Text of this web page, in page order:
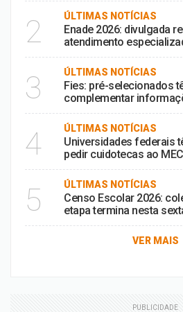
2 ÚLTIMAS NOTÍCIAS
Enade 2026: divulgada
atendimento
3 ÚLTIMAS NOTÍCIAS
Fies: pré-selecionados
complementar
4 ÚLTIMAS NOTÍCIAS
Universidades federais
pedir cuidotecas ao MEC
5 ÚLTIMAS NOTÍCIAS
Censo Escolar 2026:
etapa termina nesta
VER MAIS
PUBLICIDADE